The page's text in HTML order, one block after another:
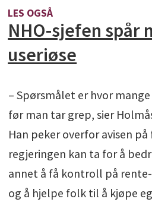
LES OGSÅ
NHO-sjefen spår
useriøse
– Spørsmålet er hvor
før man tar grep, sier
Han peker overfor avisen
regjeringen kan ta for å
annet å få kontroll på
og å hjelpe folk til å kjøpe